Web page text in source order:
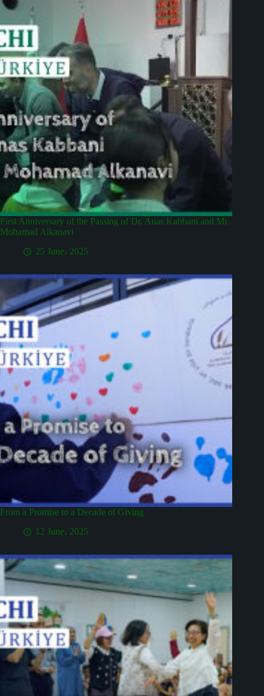
First Anniversary of the Passing of Dr. Anas Kabbani and Mr.
Mohamad Alkanavi
25 June، 2025
From a Promise to a Decade of Giving
12 June، 2025